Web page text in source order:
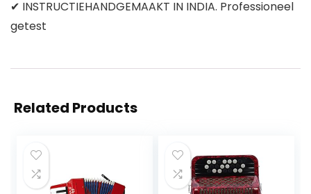
✔ INSTRUCTIEHANDGEMAAKT IN INDIA. Professioneel
getest
Related Products